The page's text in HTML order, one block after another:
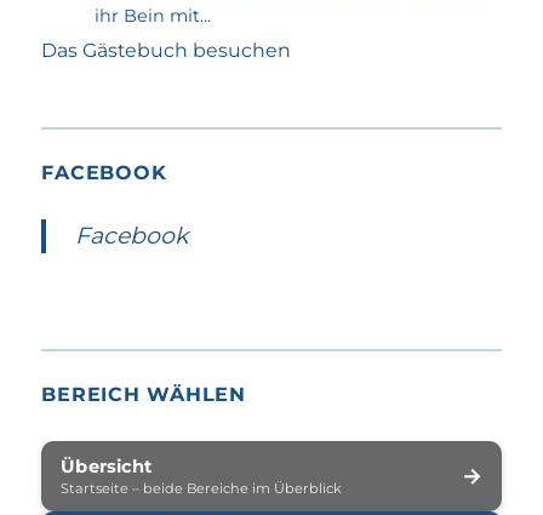
ihr Bein mit...
Das Gästebuch besuchen
FACEBOOK
Facebook
BEREICH WÄHLEN
Übersicht
Startseite – beide Bereiche im Überblick →